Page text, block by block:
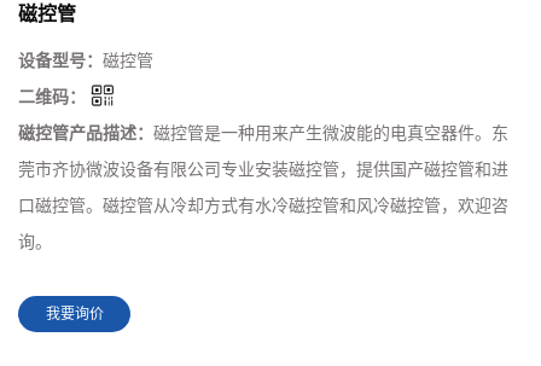
磁控管
设备型号： 磁控管
二维码：
磁控管产品描述： 磁控管是一种用来产生微波能的电真空器件。东
莞市齐协微波设备有限公司专业安装磁控管，提供国产磁控管和进
口磁控管。磁控管从冷却方式有水冷磁控管和风冷磁控管，欢迎咨
询。
我要询价